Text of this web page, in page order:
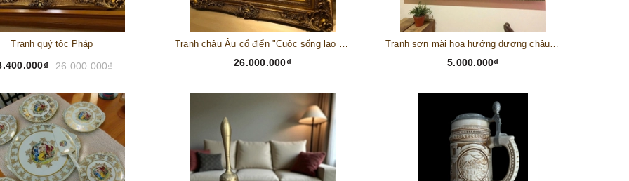
Tranh quý tộc Pháp
26.000.000₫ 26.000.000₫ 5.000.000₫